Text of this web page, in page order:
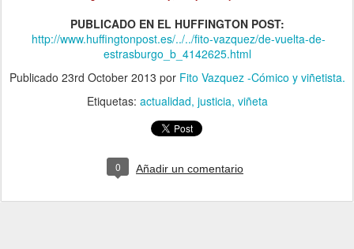
PUBLICADO EN EL HUFFINGTON POST:
http://www.huffingtonpost.es/../../fito-vazquez/de-vuelta-de-
estrasburgo_b_4142625.html
Publicado 23rd October 2013 por Fito Vazquez -Cómico y viñetista.
Etiquetas: actualidad justicia viñeta
0 Añadir un comentario